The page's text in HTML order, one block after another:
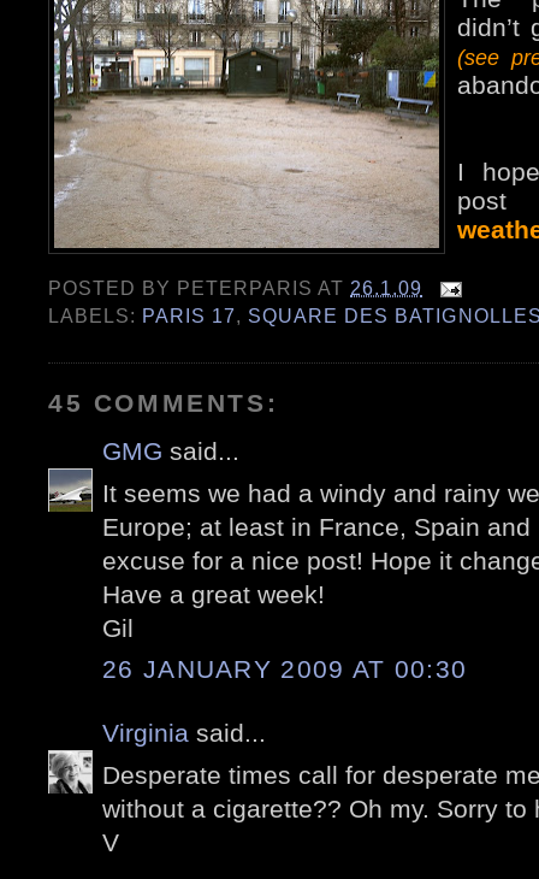
didn’t
(see
I
post
POSTED BY PETERPARIS AT 26.1.09
LABELS: PARIS 17, SQUARE DES
45 COMMENTS:
GMG said...
It seems we had a windy and rainy
Europe; at least in France, Spain and
excuse for a nice post! Hope it
Have a great week!
Gil
26 JANUARY 2009 AT 00:30
Virginia said...
Desperate times call for desperate
without a cigarette?? Oh my. Sorry to
V